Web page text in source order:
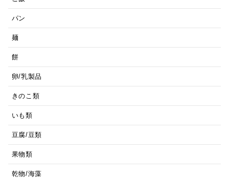
パン
麺
餅
卵/乳製品
きのこ類
いも類
豆腐/豆類
果物類
乾物/海藻